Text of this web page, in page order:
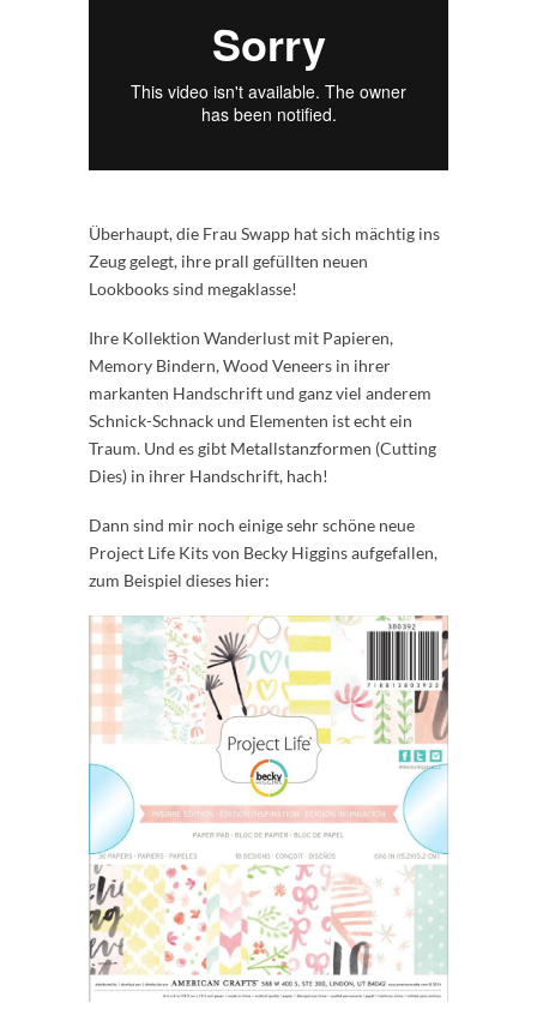
Überhaupt, die Frau Swapp hat sich mächtig ins
Zeug gelegt, ihre prall gefüllten neuen
Lookbooks sind megaklasse!
Ihre Kollektion Wanderlust mit Papieren,
Memory Bindern, Wood Veneers in ihrer
markanten Handschrift und ganz viel anderem
Schnick-Schnack und Elementen ist echt ein
Traum. Und es gibt Metallstanzformen (Cutting
Dies) in ihrer Handschrift, hach!
Dann sind mir noch einige sehr schöne neue
Project Life Kits von Becky Higgins aufgefallen,
zum Beispiel dieses hier: